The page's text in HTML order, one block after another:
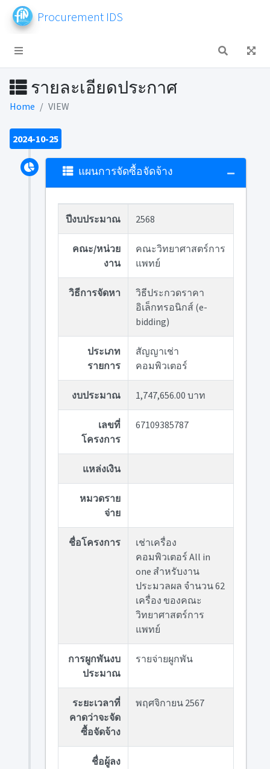
Procurement IDS
รายละเอียดประกาศ
Home VIEW
2024-10-25
แผนการจัดซื้อจัดจ้าง
ปีงบประมาณ 2568
คณะ/หน่วย
งาน
คณะวิทยาศาสตร์การ
แพทย์
วิธีการจัดหา
วิธีประกวดราคา
อิเล็กทรอนิกส์ (e-
bidding)
ประเภท
รายการ
สัญญาเช่า
คอมพิวเตอร์
งบประมาณ 1,747,656.00 บาท
เลขที่
โครงการ
67109385787
แหล่งเงิน
หมวดราย
จ่าย
ชื่อโครงการ
เช่าเครื่อง
คอมพิวเตอร์ All in
one สำหรับงาน
ประมวลผล จำนวน 62
เครื่อง ของคณะ
วิทยาศาสตร์การ
แพทย์
การผูกพันงบ
ประมาณ
รายจ่ายผูกพัน
ระยะเวลาที่
คาดว่าจะจัด
ซื้อจัดจ้าง
พฤศจิกายน 2567
ชื่อผู้ลง